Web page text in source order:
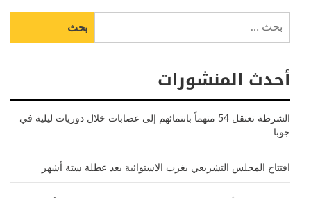
عن:
أحدث المنشورات
الشرطة تعتقل 54 متهماً بانتمائهم إلى عصابات خلال دوريات ليلية في
جوبا
افتتاح المجلس التشريعي بغرب الاستوائية بعد عطلة ستة أشهر